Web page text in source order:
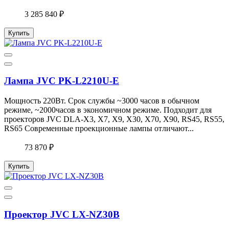
3 285 840 ₽
Купить
Лампа JVC PK-L2210U-E
Мощность 220Вт. Срок службы ~3000 часов в обычном
режиме, ~2000часов в экономичном режиме. Подходит для
проекторов JVC DLA-X3, X7, X9, X30, X70, X90, RS45, RS55,
RS65 Современные проекционные лампы отличают...
73 870 ₽
Купить
Проектор JVC LX-NZ30B